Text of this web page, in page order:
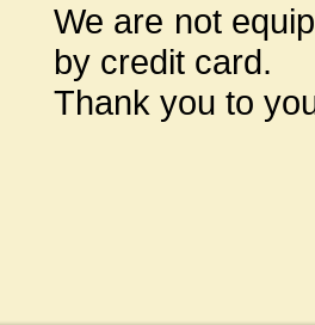
We are not
by credit card.
Thank you to